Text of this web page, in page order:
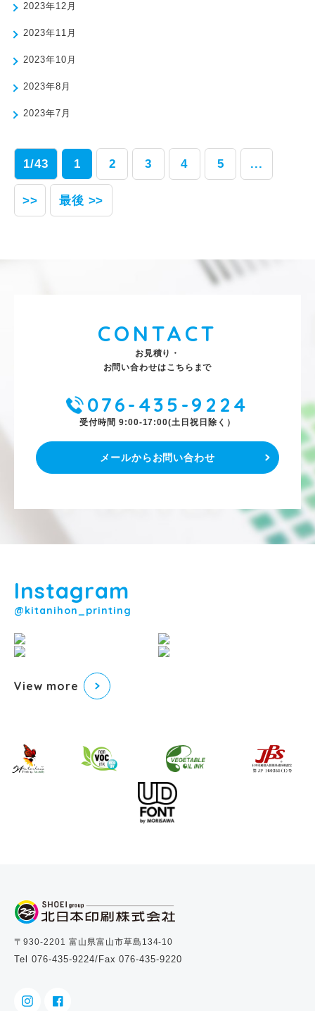
2023年12月
2023年11月
2023年10月
2023年8月
2023年7月
1/43 1 2 3 4 5 ...
>> 最後 >>
CONTACT
お見積り・
お問い合わせはこちらまで
076-435-9224
受付時間 9:00-17:00(土日祝日除く）
メールからお問い合わせ
Instagram
@kitanihon_printing
View more
〒930-2201 富山県富山市草島134-10
Tel 076-435-9224/Fax 076-435-9220